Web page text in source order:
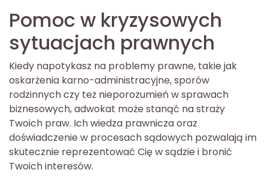
Pomoc w kryzysowych
sytuacjach prawnych
Kiedy napotykasz na problemy prawne, takie jak
oskarżenia karno-administracyjne, sporów
rodzinnych czy też nieporozumień w sprawach
biznesowych, adwokat może stanąć na straży
Twoich praw. Ich wiedza prawnicza oraz
doświadczenie w procesach sądowych pozwalają im
skutecznie reprezentować Cię w sądzie i bronić
Twoich interesów.